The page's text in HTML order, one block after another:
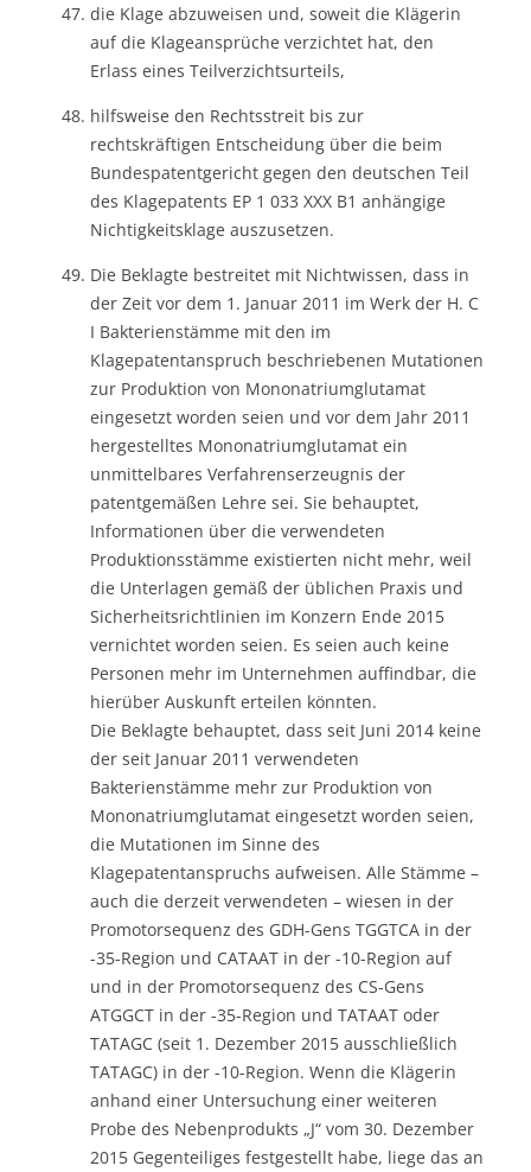
die Klage abzuweisen und, soweit die Klägerin
auf die Klageansprüche verzichtet hat, den
Erlass eines Teilverzichtsurteils,
hilfsweise den Rechtsstreit bis zur
rechtskräftigen Entscheidung über die beim
Bundespatentgericht gegen den deutschen Teil
des Klagepatents EP 1 033 XXX B1 anhängige
Nichtigkeitsklage auszusetzen.
Die Beklagte bestreitet mit Nichtwissen, dass in
der Zeit vor dem 1. Januar 2011 im Werk der H. C
I Bakterienstämme mit den im
Klagepatentanspruch beschriebenen Mutationen
zur Produktion von Mononatriumglutamat
eingesetzt worden seien und vor dem Jahr 2011
hergestelltes Mononatriumglutamat ein
unmittelbares Verfahrenserzeugnis der
patentgemäßen Lehre sei. Sie behauptet,
Informationen über die verwendeten
Produktionsstämme existierten nicht mehr, weil
die Unterlagen gemäß der üblichen Praxis und
Sicherheitsrichtlinien im Konzern Ende 2015
vernichtet worden seien. Es seien auch keine
Personen mehr im Unternehmen auffindbar, die
hierüber Auskunft erteilen könnten.
Die Beklagte behauptet, dass seit Juni 2014 keine
der seit Januar 2011 verwendeten
Bakterienstämme mehr zur Produktion von
Mononatriumglutamat eingesetzt worden seien,
die Mutationen im Sinne des
Klagepatentanspruchs aufweisen. Alle Stämme –
auch die derzeit verwendeten – wiesen in der
Promotorsequenz des GDH-Gens TGGTCA in der
-35-Region und CATAAT in der -10-Region auf
und in der Promotorsequenz des CS-Gens
ATGGCT in der -35-Region und TATAAT oder
TATAGC (seit 1. Dezember 2015 ausschließlich
TATAGC) in der -10-Region. Wenn die Klägerin
anhand einer Untersuchung einer weiteren
Probe des Nebenprodukts „J“ vom 30. Dezember
2015 Gegenteiliges festgestellt habe, liege das an